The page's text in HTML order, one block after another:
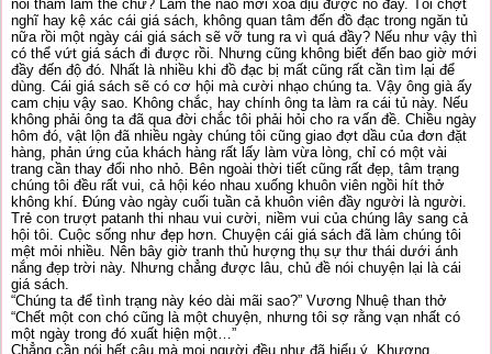
nỗi tham lam thế chứ? Làm thế nào mới xoa dịu được nó đây. Tôi chợt
nghĩ hay kệ xác cái giá sách, không quan tâm đến đồ đạc trong ngăn tủ
nữa rồi một ngày cái giá sách sẽ vỡ tung ra vì quá đầy? Nếu như vậy thì
có thể vứt giá sách đi được rồi. Nhưng cũng không biết đến bao giờ mới
đầy đến độ đó. Nhất là nhiều khi đồ đạc bị mất cũng rất cần tìm lại để
dùng. Cái giá sách sẽ có cơ hội mà cười nhạo chúng ta. Vậy ông già ấy
cam chịu vậy sao. Không chắc, hay chính ông ta làm ra cái tủ này. Nếu
không phải ông ta đã qua đời chắc tôi phải hỏi cho ra vấn đề. Chiều ngày
hôm đó, vật lộn đã nhiều ngày chúng tôi cũng giao đợt dầu của đơn đặt
hàng, phản ứng của khách hàng rất lấy làm vừa lòng, chỉ có một vài
trang cần thay đổi nho nhỏ. Bên ngoài thời tiết cũng rất đẹp, tâm trạng
chúng tôi đều rất vui, cả hội kéo nhau xuống khuôn viên ngồi hít thở
không khí. Đúng vào ngày cuối tuần cả khuôn viên đầy người là người.
Trẻ con trượt patanh thi nhau vui cười, niềm vui của chúng lây sang cả
hội tôi. Cuộc sống như đẹp hơn. Chuyện cái giá sách đã làm chúng tôi
mệt mỏi nhiều. Nên bây giờ tranh thủ hượng thụ sự thư thái dưới ánh
nắng đẹp trời này. Nhưng chẳng được lâu, chủ đề nói chuyện lại là cái
giá sách.
“Chúng ta để tình trạng này kéo dài mãi sao?” Vương Nhuệ than thở
“Chết một con chó cũng là một chuyện, nhưng tôi sợ rằng vạn nhất có
một ngày trong đó xuất hiện một…”
Chẳng cần nói hết câu mà mọi người đều như đã hiểu ý. Khương